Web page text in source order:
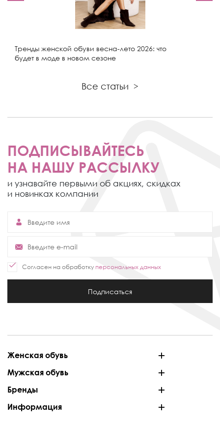
Тренды женской обуви весна-лето 2026: что
будет в моде в новом сезоне
Все статьи >
ПОДПИСЫВАЙТЕСЬ
НА НАШУ РАССЫЛКУ
и узнавайте первыми об акциях, скидках
и новинках компании
Согласен на обработку персональных данных
Подписаться
Женская обувь
Мужская обувь
Бренды
Информация